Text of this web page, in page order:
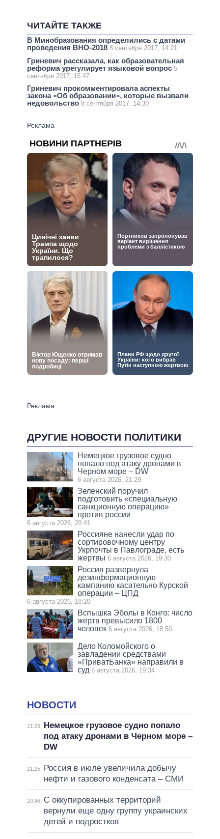
ЧИТАЙТЕ ТАКЖЕ
В Минобразования определились с датами
проведения ВНО-2018 8 сентября 2017, 14:21
Гриневич рассказала, как образовательная
реформа урегулирует языковой вопрос 5
сентября 2017, 15:47
Гриневич прокомментировала аспекты
закона «Об образовании», которые вызвали
недовольство 8 сентября 2017, 14:30
ДРУГИЕ НОВОСТИ ПОЛИТИКИ
Немецкое грузовое судно
попало под атаку дронами в
Черном море – DW
6 августа 2026, 21:29
Зеленский поручил
подготовить «специальную
санкционную операцию»
против россии
6 августа 2026, 20:41
Россияне нанесли удар по
сортировочному центру
Укрпочты в Павлограде, есть
жертвы 6 августа 2026, 19:30
Россия развернула
дезинформационную
кампанию касательно Курской
операции – ЦПД
6 августа 2026, 18:20
Вспышка Эболы в Конго: число
жертв превысило 1800
человек 6 августа 2026, 18:50
Дело Коломойского о
завладении средствами
«ПриватБанка» направили в
суд 6 августа 2026, 19:34
НОВОСТИ
21:29
Немецкое грузовое судно попало
под атаку дронами в Черном море –
DW
21:25
Россия в июле увеличила добычу
нефти и газового конденсата – СМИ
20:46
С оккупированных территорий
вернули еще одну группу украинских
детей и подростков